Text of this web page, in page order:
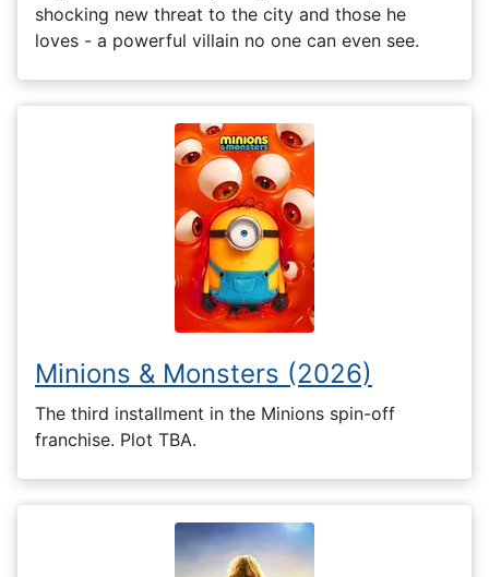
shocking new threat to the city and those he
loves - a powerful villain no one can even see.
Minions & Monsters (2026)
The third installment in the Minions spin-off
franchise. Plot TBA.